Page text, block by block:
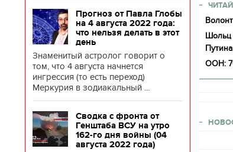
Прогноз от Павла Глобы
на 4 августа 2022 года:
что нельзя делать в этот
день
Знаменитый астролог говорит о
том, что 4 августа начнется
ингрессия (то есть переход)
Меркурия в зодиакальный ...
Сводка с фронта от
Генштаба ВСУ на утро
162-го дня войны (04
августа 2022 года)
Шольц
Путина
ООН: